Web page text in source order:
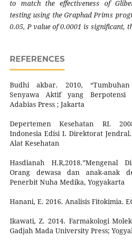
to match the effectiveness of
testing using the Graphad Prims
0.05, P value of 0.0001 is significant,
REFERENCES
Budhi akbar. 2010,
Senyawa Aktif yang Berpotensi
Adabias Press ; Jakarta
Depertemen Kesehatan RI.
Indonesia Edisi I. Direktorat
Alat Kesehatan
Hasdianah H.R,2018.”Mengenal
Orang dewasa dan anak-anak
Penerbit Nuha Medika, Yogyakarta
Hanani, E. 2016. Analisis Fitokimia.
Ikawati, Z. 2014. Farmakologi
Gadjah Mada University Press;